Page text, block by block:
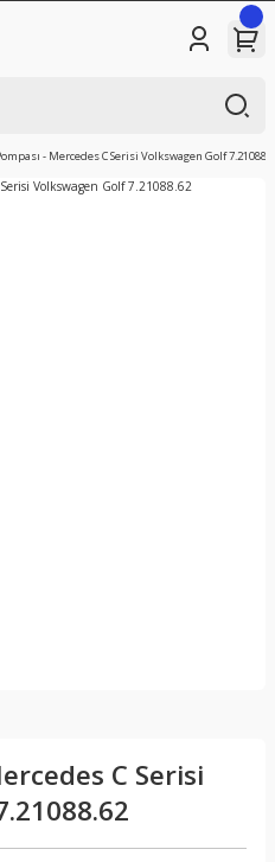
- Mercedes C Serisi Volkswagen Golf
C Serisi